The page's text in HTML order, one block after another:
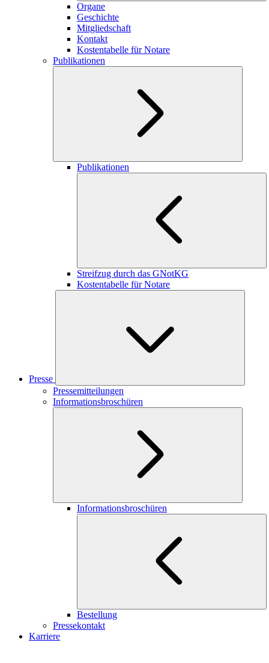
Organe
Geschichte
Mitgliedschaft
Kontakt
Kostentabelle für Notare
Publikationen
Publikationen
Streifzug durch das GNotKG
Kostentabelle für Notare
Presse
Pressemitteilungen
Informationsbroschüren
Informationsbroschüren
Bestellung
Pressekontakt
Karriere